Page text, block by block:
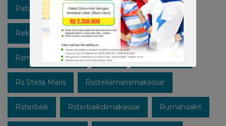
Patuhi Protokol Promo Recruitment
Rekrutmen Karyawan Baru Rsmakassar
Rsmakassarramah Rssm Rsstellamaris
Rs Stella Maris Rsstellamarismakassar
Rsterbaik Rsterbaikdimakassar Rumahsakit